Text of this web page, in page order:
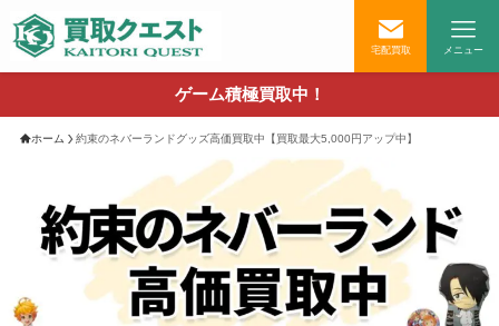
宅配買取 メニュー
ゲーム積極買取中！
ホーム 約束のネバーランドグッズ高価買取中【買取最大5,000円アップ中】